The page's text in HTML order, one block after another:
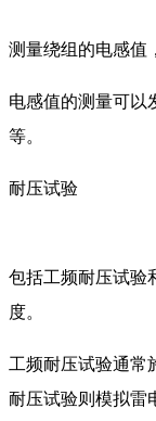
测量绕组的电感值
电感值的测量可以
等。
耐压试验
包括工频耐压试验
度。
工频耐压试验通常
耐压试验则模拟雷